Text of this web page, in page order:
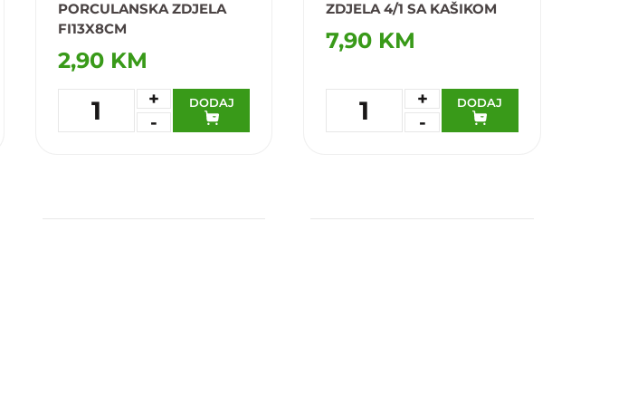
PORCULANSKA ZDJELA
FI13X8CM
2,90 KM
DODAJ
1
+
-
ZDJELA 4/1 SA KAŠIKOM
7,90 KM
DODAJ
1
+
-